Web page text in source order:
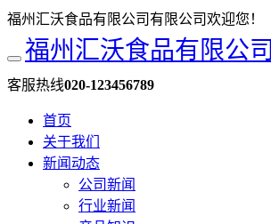
福州汇沃食品有限公司有限公司欢迎您！
福州汇沃食品有限公司
客服热线020-123456789
首页
关于我们
新闻动态
公司新闻
行业新闻